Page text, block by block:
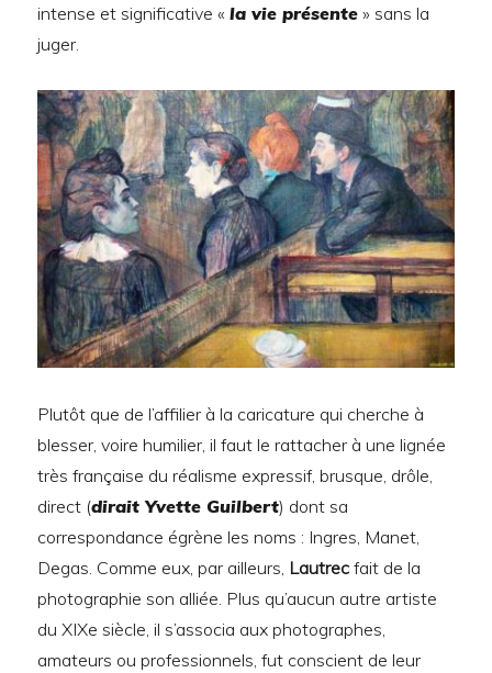
intense et significative «la vie présente » sans la
juger.
Plutôt que de l’affilier à la caricature qui cherche à
blesser, voire humilier, il faut le rattacher à une lignée
très française du réalisme expressif, brusque, drôle,
direct (dirait Yvette Guilbert) dont sa
correspondance égrène les noms : Ingres, Manet,
Degas. Comme eux, par ailleurs, Lautrec fait de la
photographie son alliée. Plus qu’aucun autre artiste
du XIXe siècle, il s’associa aux photographes,
amateurs ou professionnels, fut conscient de leur